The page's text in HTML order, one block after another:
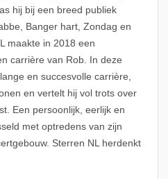
hij bij een breed publiek
Banger hart, Zondag en
maakte in 2018 een
carrière van Rob. In deze
en succesvolle carrière,
en vertelt hij vol trots over
Een persoonlijk, eerlijk en
met optredens van zijn
Sterren NL herdenkt